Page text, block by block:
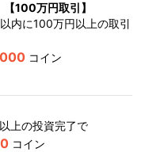
100万円取引】
内に100万円以上の取引
コイン
上の投資完了で
コイン